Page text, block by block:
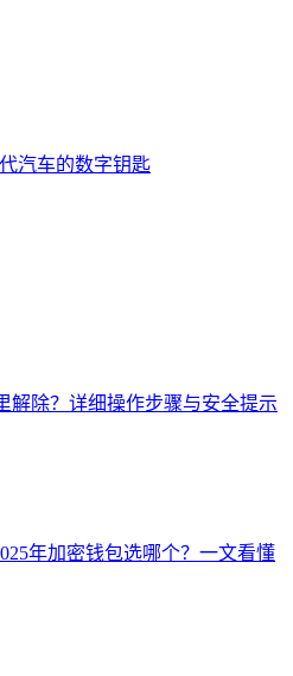
汽车的数字钥匙
解除？详细操作步骤与安全提示
年加密钱包选哪个？一文看懂